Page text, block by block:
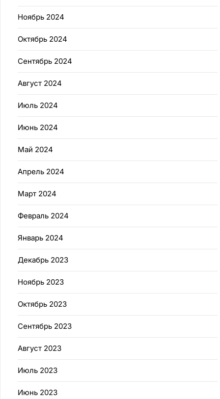
Ноябрь 2024
Октябрь 2024
Сентябрь 2024
Август 2024
Июль 2024
Июнь 2024
Май 2024
Апрель 2024
Март 2024
Февраль 2024
Январь 2024
Декабрь 2023
Ноябрь 2023
Октябрь 2023
Сентябрь 2023
Август 2023
Июль 2023
Июнь 2023